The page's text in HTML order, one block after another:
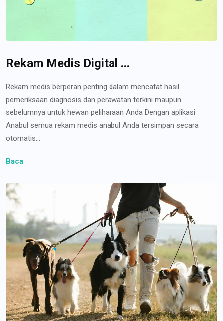
Rekam Medis Digital ...
Rekam medis berperan penting dalam mencatat hasil
pemeriksaan diagnosis dan perawatan terkini maupun
sebelumnya untuk hewan peliharaan Anda Dengan aplikasi
Anabul semua rekam medis anabul Anda tersimpan secara
otomatis...
Baca